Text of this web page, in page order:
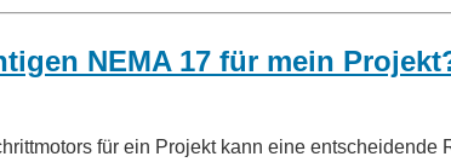
NEMA 17 für mein
für ein Projekt kann eine entscheidende